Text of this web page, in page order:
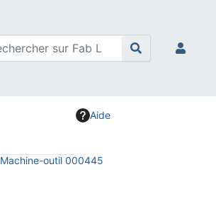
Aide
Machine-outil 000445